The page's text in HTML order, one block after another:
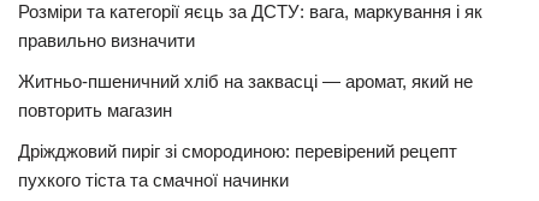
Розміри та категорії яєць за ДСТУ: вага, маркування і як
правильно визначити
Житньо-пшеничний хліб на заквасці — аромат, який не
повторить магазин
Дріжджовий пиріг зі смородиною: перевірений рецепт
пухкого тіста та смачної начинки